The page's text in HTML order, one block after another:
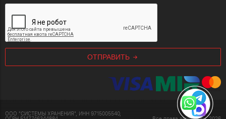
ОТПРАВИТЬ
ООО "СИСТЕМЫ ХРАНЕНИЯ", ИНН 9715005540,